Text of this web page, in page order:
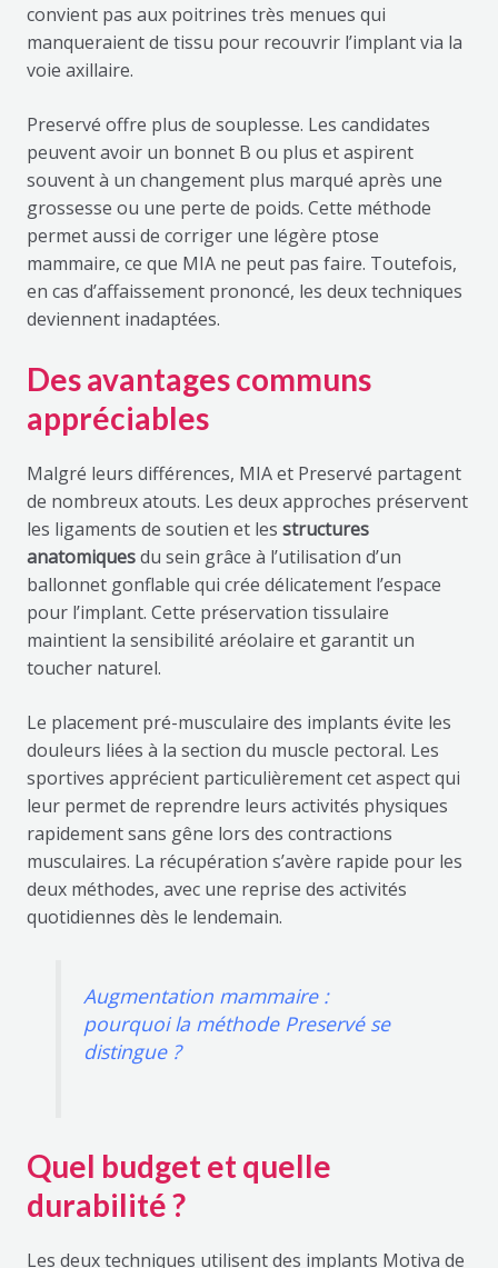
convient pas aux poitrines très menues qui
manqueraient de tissu pour recouvrir l’implant via la
voie axillaire.
Preservé offre plus de souplesse. Les candidates
peuvent avoir un bonnet B ou plus et aspirent
souvent à un changement plus marqué après une
grossesse ou une perte de poids. Cette méthode
permet aussi de corriger une légère ptose
mammaire, ce que MIA ne peut pas faire. Toutefois,
en cas d’affaissement prononcé, les deux techniques
deviennent inadaptées.
Des avantages communs
appréciables
Malgré leurs différences, MIA et Preservé partagent
de nombreux atouts. Les deux approches préservent
les ligaments de soutien et les structures
anatomiquesdu sein grâce à l’utilisation d’un
ballonnet gonflable qui crée délicatement l’espace
pour l’implant. Cette préservation tissulaire
maintient la sensibilité aréolaire et garantit un
toucher naturel.
Le placement pré-musculaire des implants évite les
douleurs liées à la section du muscle pectoral. Les
sportives apprécient particulièrement cet aspect qui
leur permet de reprendre leurs activités physiques
rapidement sans gêne lors des contractions
musculaires. La récupération s’avère rapide pour les
deux méthodes, avec une reprise des activités
quotidiennes dès le lendemain.
Augmentation mammaire :
pourquoi la méthode Preservé se
distingue ?
Quel budget et quelle
durabilité ?
Les deux techniques utilisent des implants Motiva de